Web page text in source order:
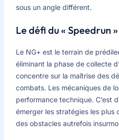
sous un angle différent.
Le défi du « Speedrun
Le NG+ est le terrain de
éliminant la phase de collecte
concentre sur la maîtrise des
combats. Les mécaniques de
performance technique. C’est
émerger les stratégies les plus
des obstacles autrefois